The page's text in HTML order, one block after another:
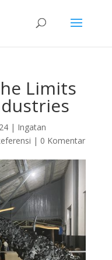
Limits
| Ingatan
| 0 Komentar